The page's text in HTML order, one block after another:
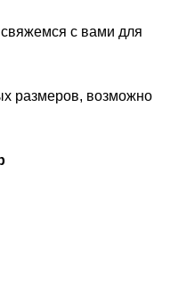
с вами для
размеров, возможно